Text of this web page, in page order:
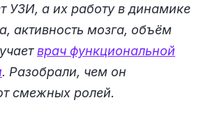
УЗИ, а их работу в динамике
активность мозга, объём
врач функциональной
. Разобрали, чем он
смежных ролей.